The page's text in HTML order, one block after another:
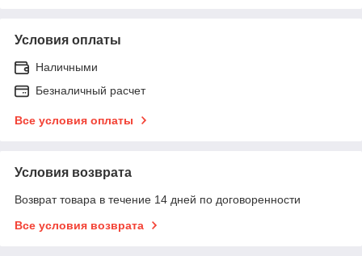
Условия оплаты
Наличными
Безналичный расчет
Все условия оплаты
Условия возврата
Возврат товара в течение 14 дней по договоренности
Все условия возврата